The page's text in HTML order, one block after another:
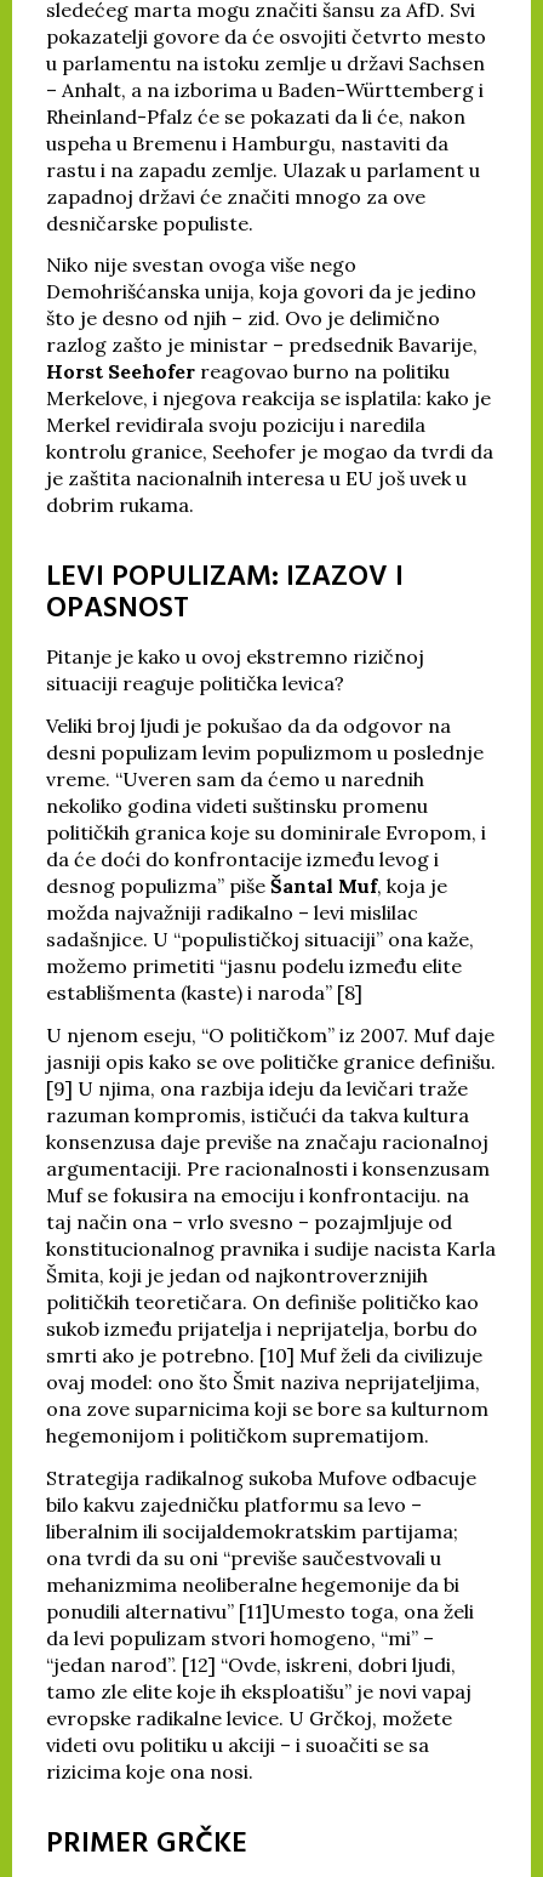
sledećeg marta mogu značiti šansu za AfD. Svi
pokazatelji govore da će osvojiti četvrto mesto
u parlamentu na istoku zemlje u državi Sachsen
– Anhalt, a na izborima u Baden-Württemberg i
Rheinland-Pfalz će se pokazati da li će, nakon
uspeha u Bremenu i Hamburgu, nastaviti da
rastu i na zapadu zemlje. Ulazak u parlament u
zapadnoj državi će značiti mnogo za ove
desničarske populiste.
Niko nije svestan ovoga više nego
Demohrišćanska unija, koja govori da je jedino
što je desno od njih – zid. Ovo je delimično
razlog zašto je ministar – predsednik Bavarije,
Horst Seehofer reagovao burno na politiku
Merkelove, i njegova reakcija se isplatila: kako je
Merkel revidirala svoju poziciju i naredila
kontrolu granice, Seehofer je mogao da tvrdi da
je zaštita nacionalnih interesa u EU još uvek u
dobrim rukama.
LEVI POPULIZAM: IZAZOV I
OPASNOST
Pitanje je kako u ovoj ekstremno rizičnoj
situaciji reaguje politička levica?
Veliki broj ljudi je pokušao da da odgovor na
desni populizam levim populizmom u poslednje
vreme. “Uveren sam da ćemo u narednih
nekoliko godina videti suštinsku promenu
političkih granica koje su dominirale Evropom, i
da će doći do konfrontacije između levog i
desnog populizma” piše Šantal Muf, koja je
možda najvažniji radikalno – levi mislilac
sadašnjice. U “populističkoj situaciji” ona kaže,
možemo primetiti “jasnu podelu između elite
establišmenta (kaste) i naroda” [8]
U njenom eseju, “O političkom” iz 2007. Muf daje
jasniji opis kako se ove političke granice definišu.
[9] U njima, ona razbija ideju da levičari traže
razuman kompromis, ističući da takva kultura
konsenzusa daje previše na značaju racionalnoj
argumentaciji. Pre racionalnosti i konsenzusam
Muf se fokusira na emociju i konfrontaciju. na
taj način ona – vrlo svesno – pozajmljuje od
konstitucionalnog pravnika i sudije nacista Karla
Šmita, koji je jedan od najkontroverznijih
političkih teoretičara. On definiše političko kao
sukob između prijatelja i neprijatelja, borbu do
smrti ako je potrebno. [10] Muf želi da civilizuje
ovaj model: ono što Šmit naziva neprijateljima,
ona zove suparnicima koji se bore sa kulturnom
hegemonijom i političkom suprematijom.
Strategija radikalnog sukoba Mufove odbacuje
bilo kakvu zajedničku platformu sa levo –
liberalnim ili socijaldemokratskim partijama;
ona tvrdi da su oni “previše saučestvovali u
mehanizmima neoliberalne hegemonije da bi
ponudili alternativu” [11]Umesto toga, ona želi
da levi populizam stvori homogeno, “mi” –
“jedan narod”. [12] “Ovde, iskreni, dobri ljudi,
tamo zle elite koje ih eksploatišu” je novi vapaj
evropske radikalne levice. U Grčkoj, možete
videti ovu politiku u akciji – i suoačiti se sa
rizicima koje ona nosi.
PRIMER GRČKE